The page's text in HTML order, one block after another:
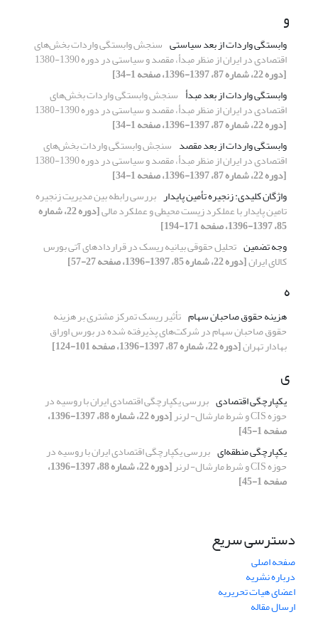
و
وابستگی واردات از بعد سیاستی سنجش وابستگی واردات بخش‌های
اقتصادی در ایران از منظر مبدأ، مقصد و سیاستی در دوره 1390-1380
[دوره 22، شماره 87، 1397-1396، صفحه 1-34]
وابستگی واردات از بعد مبدأ سنجش وابستگی واردات بخش‌های
اقتصادی در ایران از منظر مبدأ، مقصد و سیاستی در دوره 1390-1380
[دوره 22، شماره 87، 1397-1396، صفحه 1-34]
وابستگی واردات از بعد مقصد سنجش وابستگی واردات بخش‌های
اقتصادی در ایران از منظر مبدأ، مقصد و سیاستی در دوره 1390-1380
[دوره 22، شماره 87، 1397-1396، صفحه 1-34]
واژگان کلیدی: زنجیره تأمین پایدار بررسی رابطه بین مدیریت زنجیره
تامین پایدار با عملکرد زیست محیطی و عملکرد مالی [دوره 22، شماره
85، 1397-1396، صفحه 171-194]
وجه تضمین تحلیل حقوقی بیانیه ریسک در قراردادهای آتی بورس
کالای ایران[دوره 22، شماره 85، 1397-1396، صفحه 27-57]
ه
هزینه حقوق صاحبان سهام تأثیر ریسک تمرکز مشتری بر هزینه
حقوق صاحبان سهام در شرکت‌های پذیرفته شده در بورس اوراق
بهادار تهران[دوره 22، شماره 87، 1397-1396، صفحه 101-124]
ی
یکپارچگی اقتصادی ‌بررسی یکپارچگی اقتصادی ایران با روسیه در
حوزه CIS و شرط مارشال- لرنر [دوره 22، شماره 88، 1397-1396،
صفحه 1-45]
یکپارچگی منطقه‌ای ‌بررسی یکپارچگی اقتصادی ایران با روسیه در
حوزه CIS و شرط مارشال- لرنر [دوره 22، شماره 88، 1397-1396،
صفحه 1-45]
دسترسی سریع
صفحه اصلی
درباره نشریه
اعضای هیات تحریریه
ارسال مقاله